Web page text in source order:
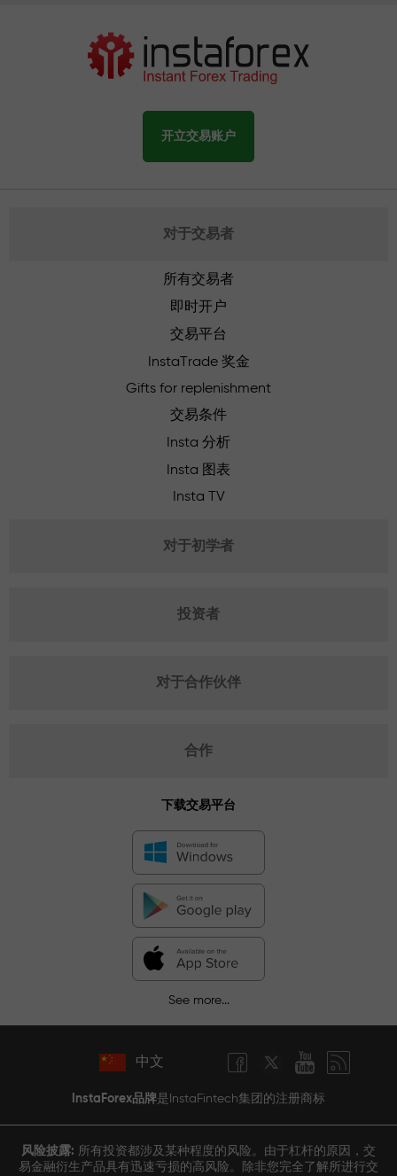
开立交易账户
对于交易者
所有交易者
即时开户
交易平台
InstaTrade 奖金
Gifts for replenishment
交易条件
Insta 分析
Insta 图表
Insta TV
对于初学者
投资者
对于合作伙伴
合作
下载交易平台
See more...
中文
InstaForex品牌是InstaFintech集团的注册商标
风险披露: 所有投资都涉及某种程度的风险。由于杠杆的原因，交
易金融衍生产品具有迅速亏损的高风险。除非您完全了解所进行交